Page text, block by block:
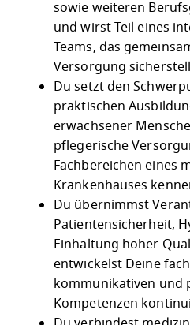
sowie weiteren
und wirst Teil eines
Teams, das
Versorgung
Du setzt den
praktischen
erwachsener
pflegerische
Fachbereichen eines
Krankenhauses
Du übernimmst
Patientensicherheit,
Einhaltung hoher
entwickelst Deine
kommunikativen und
Kompetenzen